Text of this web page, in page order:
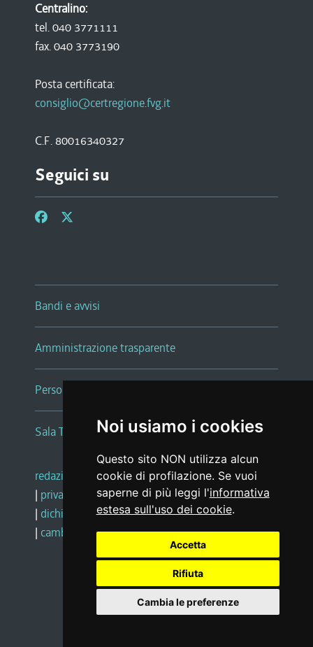
Noi usiamo i cookies
Questo sito NON utilizza alcun
cookie di profilazione. Se vuoi
saperne di più leggi l'informativa
estesa sull'uso dei cookie.
Accetta
Rifiuta
Cambia le preferenze
Centralino:
tel. 040 3771111
fax. 040 3773190
Posta certificata:
consiglio@certregione.fvg.it
C.F. 80016340327
Seguici su
Bandi e avvisi
Amministrazione trasparente
Persone e Uffici
Sala Tiziano Tessitori
redazione web |note legali |glossario
| privacy
social media policy
| dichiarazione di accessibilità |feedback
| cambio preferenze cookie
Realizzato da